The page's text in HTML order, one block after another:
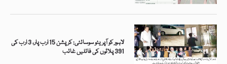
لاہور کو آپریٹو سوسائٹی: کرپشن 15 ارب پار، 3 ارب کی
391 پلاٹوں کی فائلیں غائب